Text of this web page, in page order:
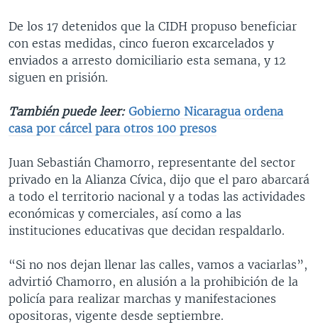
De los 17 detenidos que la CIDH propuso beneficiar
con estas medidas, cinco fueron excarcelados y
enviados a arresto domiciliario esta semana, y 12
siguen en prisión.
También puede leer: Gobierno Nicaragua ordena
casa por cárcel para otros 100 presos
Juan Sebastián Chamorro, representante del sector
privado en la Alianza Cívica, dijo que el paro abarcará
a todo el territorio nacional y a todas las actividades
económicas y comerciales, así como a las
instituciones educativas que decidan respaldarlo.
“Si no nos dejan llenar las calles, vamos a vaciarlas”,
advirtió Chamorro, en alusión a la prohibición de la
policía para realizar marchas y manifestaciones
opositoras, vigente desde septiembre.